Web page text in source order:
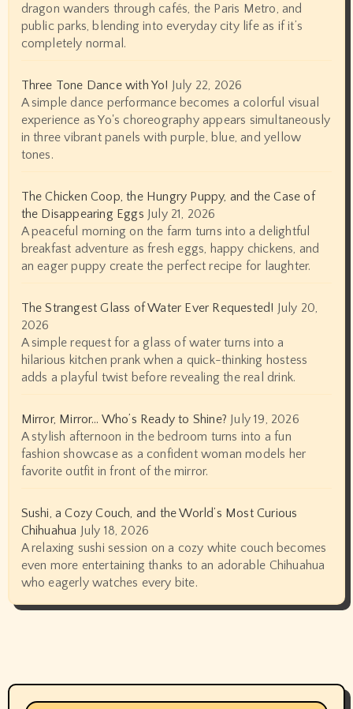
dragon wanders through cafés, the Paris Metro, and
public parks, blending into everyday city life as if it’s
completely normal.
Three Tone Dance with Yo! July 22, 2026
A simple dance performance becomes a colorful visual
experience as Yo's choreography appears simultaneously
in three vibrant panels with purple, blue, and yellow
tones.
The Chicken Coop, the Hungry Puppy, and the Case of
the Disappearing Eggs July 21, 2026
A peaceful morning on the farm turns into a delightful
breakfast adventure as fresh eggs, happy chickens, and
an eager puppy create the perfect recipe for laughter.
The Strangest Glass of Water Ever Requested! July 20,
2026
A simple request for a glass of water turns into a
hilarious kitchen prank when a quick-thinking hostess
adds a playful twist before revealing the real drink.
Mirror, Mirror… Who’s Ready to Shine? July 19, 2026
A stylish afternoon in the bedroom turns into a fun
fashion showcase as a confident woman models her
favorite outfit in front of the mirror.
Sushi, a Cozy Couch, and the World’s Most Curious
Chihuahua July 18, 2026
A relaxing sushi session on a cozy white couch becomes
even more entertaining thanks to an adorable Chihuahua
who eagerly watches every bite.